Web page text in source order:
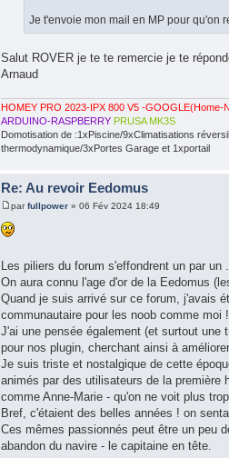
Je t'envoie mon mail en MP pour qu'on
Salut ROVER je te te remercie je te
Arnaud
HOMEY PRO 2023-IPX 800 V5 -GOOGLE(Home-
ARDUINO-RASPBERRY PRUSA MK3S
Domotisation de :1xPiscine/9xClimatisations
thermodynamique/3xPortes Garage et 1xportail
Re: Au revoir Eedomus
parfullpower » 06 Fév 2024 18:49
Les piliers du forum s'effondrent un par un ...
On aura connu l'age d'or de la Eedomus
Quand je suis arrivé sur ce forum, j'avais
communautaire pour les noob comme moi !
J'ai une pensée également (et surtout
pour nos plugin, cherchant ainsi à
Je suis triste et nostalgique de cette
animés par des utilisateurs de la première
comme Anne-Marie - qu'on ne voit plus
Bref, c'étaient des belles années ! on
Ces mêmes passionnés peut être un peu
abandon du navire - le capitaine en tête.